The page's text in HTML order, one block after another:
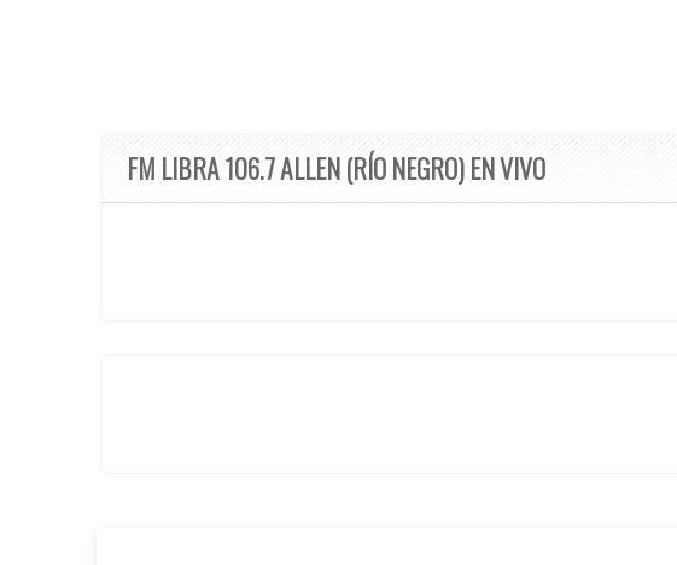
FM LIBRA 106.7 ALLEN (RÍO NEGRO) EN VIVO